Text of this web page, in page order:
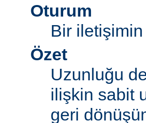
Oturum
Bir
Özet
Uzunluğu
ilişkin sabit
geri